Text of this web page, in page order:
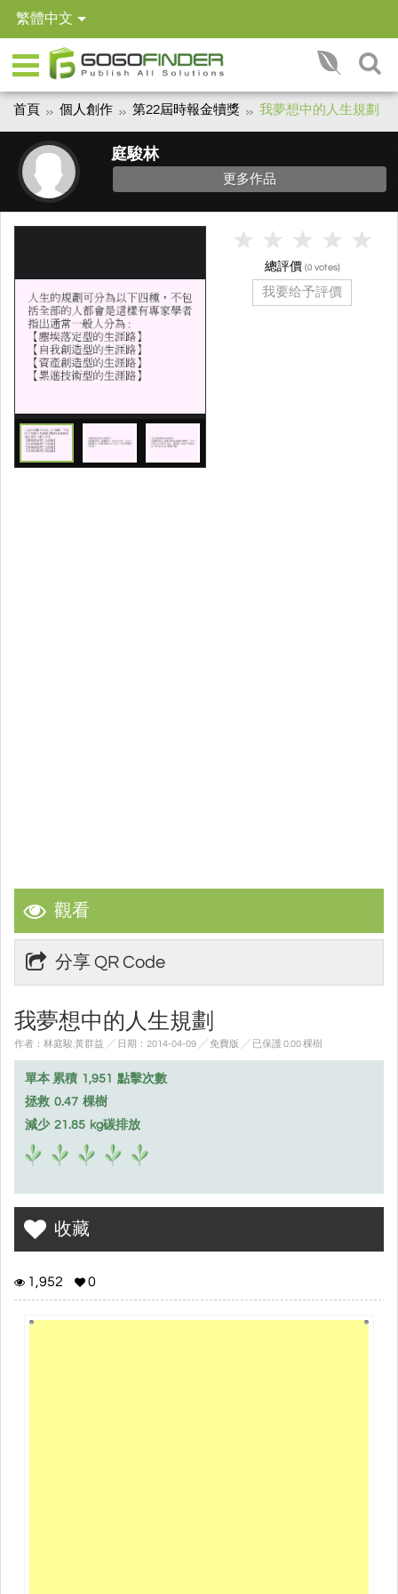
繁體中文
首頁 個人創作 第22屆時報金犢獎 我夢想中的人生規劃
庭駿林
更多作品
觀看
分享 QR Code
我夢想中的人生規劃
作者：林庭駿.黃群益 ╱ 日期：2014-04-09 ╱ 免費版 ╱ 已保護 0.00 棵樹
單本 累積 1,951
點擊次數
拯救 0.47 棵樹
減少 21.85 kg碳排放
收藏
1,952 0
總評價 (0 votes)
我要给予評價